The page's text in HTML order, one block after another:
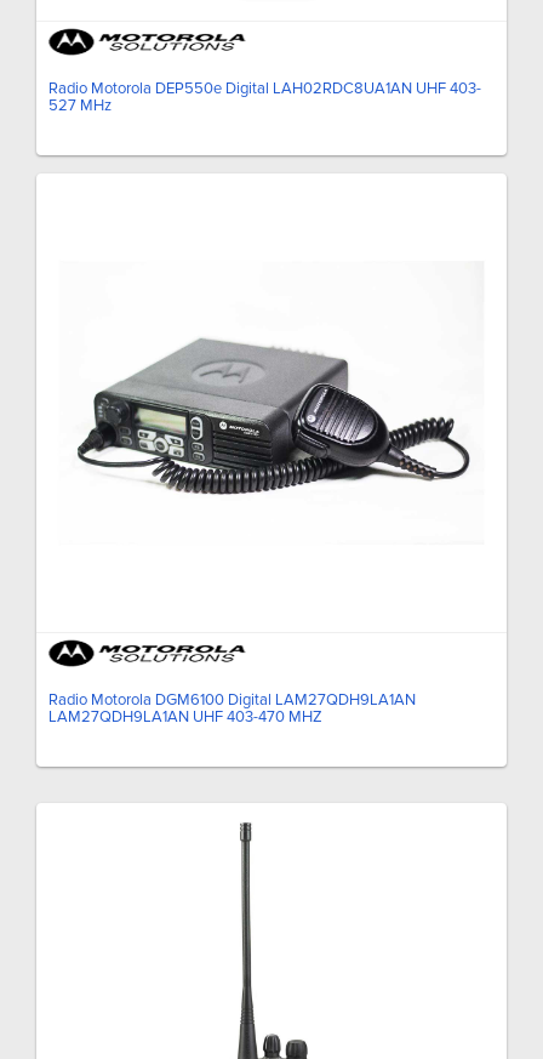
Radio Motorola DEP550e Digital LAH02RDC8UA1AN UHF 403-
527 MHz
Radio Motorola DGM6100 Digital LAM27QDH9LA1AN
LAM27QDH9LA1AN UHF 403-470 MHZ